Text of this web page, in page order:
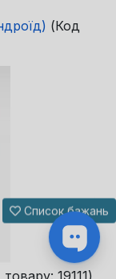
(Код
товару: 19111)
Список бажань